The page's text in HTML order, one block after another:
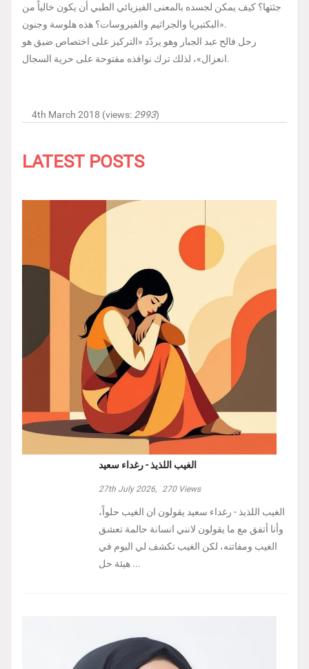
جثتها؟ كيف يمكن لجسده بالمعنى الفيزيائي الطبي أن يكون خالياً من
البكتيريا والجراثيم والفيروسات؟ هذه هلوسة وجنون».
رحل فالح عبد الجبار وهو يردّد «التركيز على اختصاص ضيق هو
انعزال»، لذلك ترك نوافذه مفتوحة على حرية السجال.
4th March 2018 (views: 2993)
LATEST POSTS
الغيب اللذيذ - رغداء سعيد
27th July 2026, 270Views
الغيب اللذيذ - رغداء سعيد يقولون ان الغيب حلواً،
وأنا أتفق مع ما يقولون لانني انسانة حالمة تعشق
الغيب ومفاتنه، لكن الغيب تكشف لي اليوم في
هيئة حل ...